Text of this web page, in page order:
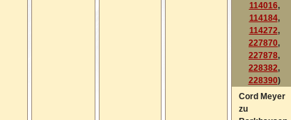
114016,
114184,
114272,
227870,
227878,
228382,
228390)
Cord Meyer
zu